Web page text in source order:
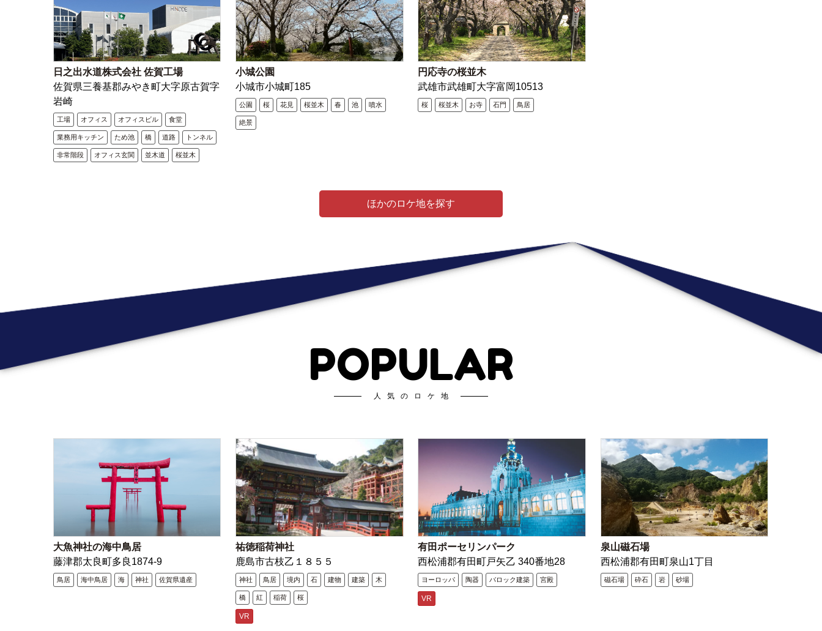
日之出水道株式会社 佐賀工場
佐賀県三養基郡みやき町大字原古賀字
岩崎
工場 オフィス オフィスビル 食堂
業務用キッチン ため池 橋 道路 トンネル
非常階段 オフィス玄関 並木道 桜並木
小城公園
小城市小城町185
公園 桜 花見 桜並木 春 池 噴水
絶景
円応寺の桜並木
武雄市武雄町大字富岡10513
桜 桜並木 お寺 石門 鳥居
ほかのロケ地を探す
POPULAR
人気のロケ地
大魚神社の海中鳥居
藤津郡太良町多良1874-9
鳥居 海中鳥居 海 神社 佐賀県遺産
祐徳稲荷神社
鹿島市古枝乙１８５５
神社 鳥居 境内 石 建物 建築 木
橋 紅 稲荷 桜
VR
有田ポーセリンパーク
西松浦郡有田町戸矢乙 340番地28
ヨーロッパ 陶器 バロック建築 宮殿
VR
泉山磁石場
西松浦郡有田町泉山1丁目
磁石場 砕石 岩 砂場